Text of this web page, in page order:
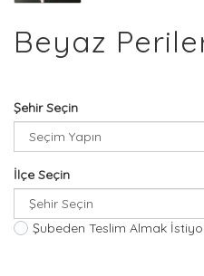
Beyaz
Şehir Seçin
İlçe Seçin
Şubeden Teslim Almak